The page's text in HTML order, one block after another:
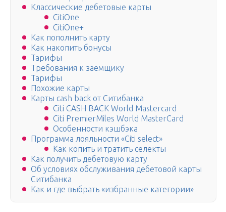
Классические дебетовые карты
CitiOne
CitiOne+
Как пополнить карту
Как накопить бонусы
Тарифы
Требования к заемщику
Тарифы
Похожие карты
Карты cash back от Ситибанка
Citi CASH BACK World Mastercard
Citi PremierMiles World MasterCard
Особенности кэшбэка
Программа лояльности «Citi select»
Как копить и тратить селекты
Как получить дебетовую карту
Об условиях обслуживания дебетовой карты
Ситибанка
Как и где выбрать «избранные категории»